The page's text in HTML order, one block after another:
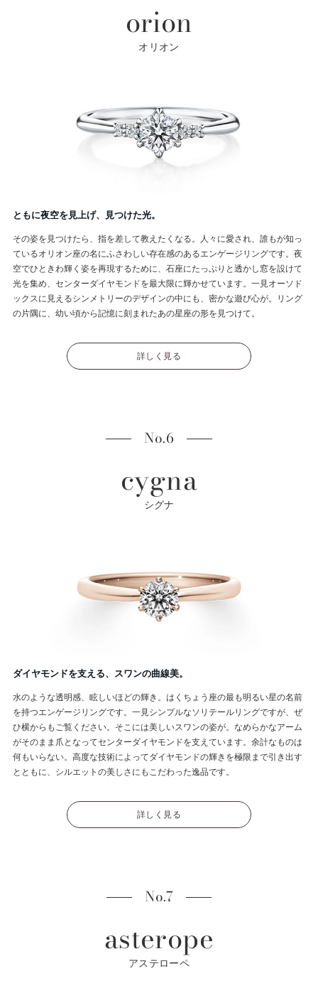
orion
オリオン
ともに夜空を見上げ、見つけた光。
その姿を見つけたら、指を差して教えたくなる。人々に愛され、誰もが知っ
ているオリオン座の名にふさわしい存在感のあるエンゲージリングです。夜
空でひときわ輝く姿を再現するために、石座にたっぷりと透かし窓を設けて
光を集め、センターダイヤモンドを最大限に輝かせています。一見オーソド
ックスに見えるシンメトリーのデザインの中にも、密かな遊び心が。リング
の片隅に、幼い頃から記憶に刻まれたあの星座の形を見つけて。
詳しく見る
No.6
cygna
シグナ
ダイヤモンドを支える、スワンの曲線美。
水のような透明感、眩しいほどの輝き。はくちょう座の最も明るい星の名前
を持つエンゲージリングです。一見シンプルなソリテールリングですが、ぜ
ひ横からもご覧ください。そこには美しいスワンの姿が。なめらかなアーム
がそのまま爪となってセンターダイヤモンドを支えています。余計なものは
何もいらない。高度な技術によってダイヤモンドの輝きを極限まで引き出す
とともに、シルエットの美しさにもこだわった逸品です。
詳しく見る
No.7
asterope
アステローペ